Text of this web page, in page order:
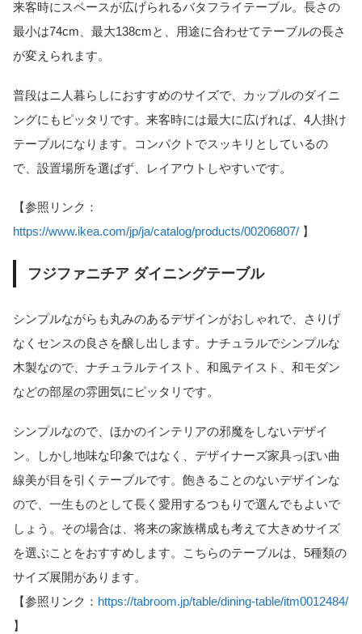
来客時にスペースが広げられるバタフライテーブル。長さの
最小は74cm、最大138cmと、用途に合わせてテーブルの長さ
が変えられます。
普段はニ人暮らしにおすすめのサイズで、カップルのダイニ
ングにもピッタリです。来客時には最大に広げれば、4人掛け
テーブルになります。コンパクトでスッキリとしているの
で、設置場所を選ばず、レイアウトしやすいです。
【参照リンク：
https://www.ikea.com/jp/ja/catalog/products/00206807/ 】
フジファニチア ダイニングテーブル
シンプルながらも丸みのあるデザインがおしゃれで、さりげ
なくセンスの良さを醸し出します。ナチュラルでシンプルな
木製なので、ナチュラルテイスト、和風テイスト、和モダン
などの部屋の雰囲気にピッタリです。
シンプルなので、ほかのインテリアの邪魔をしないデザイ
ン。しかし地味な印象ではなく、デザイナーズ家具っぽい曲
線美が目を引くテーブルです。飽きることのないデザインな
ので、一生ものとして長く愛用するつもりで選んでもよいで
しょう。その場合は、将来の家族構成も考えて大きめサイズ
を選ぶことをおすすめします。こちらのテーブルは、5種類の
サイズ展開があります。
【参照リンク： https://tabroom.jp/table/dining-table/itm0012484/
】